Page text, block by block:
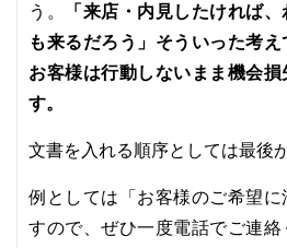
う。
「来店・内見したければ
も来るだろう」そういった考え
お客様は行動しないまま機会
す。
文書を入れる順序としては最後
例としては「お客様のご希望に
すので、ぜひ一度電話でご連絡